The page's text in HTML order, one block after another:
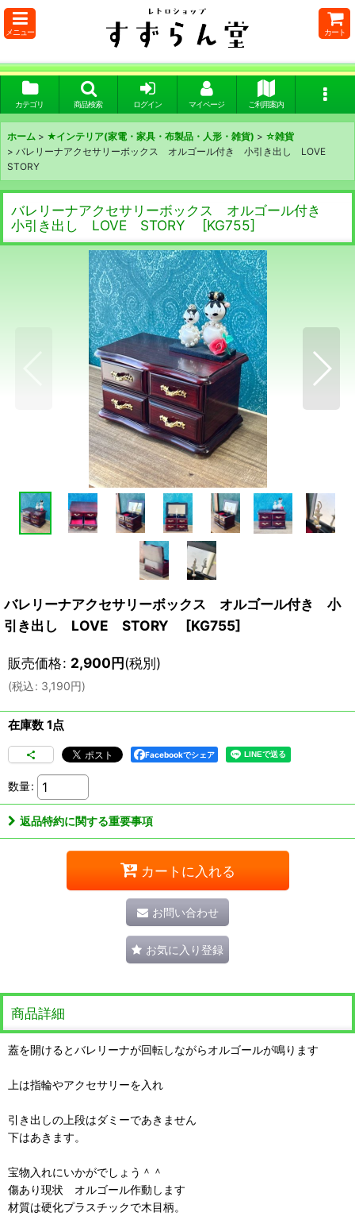
メニュー カート
カテゴリ 商品検索 ログイン マイページ ご利用案内
ホーム > ★インテリア(家電・家具・布製品・人形・雑貨) > ☆雑貨
> バレリーナアクセサリーボックス オルゴール付き 小引き出し LOVE
STORY
バレリーナアクセサリーボックス オルゴール付き
小引き出し LOVE STORY
[KG755]
バレリーナアクセサリーボックス オルゴール付き 小
引き出し LOVE STORY
[KG755]
販売価格: 2,900円(税別)
(税込: 3,190円)
在庫数 1点
Facebookでシェア
数量:
返品特約に関する重要事項
カートに入れる
お問い合わせ
お気に入り登録
商品詳細
蓋を開けるとバレリーナが回転しながらオルゴールが鳴ります
上は指輪やアクセサリーを入れ
引き出しの上段はダミーであきません
下はあきます。
宝物入れにいかがでしょう＾＾
傷あり現状 オルゴール作動します
材質は硬化プラスチックで木目柄。